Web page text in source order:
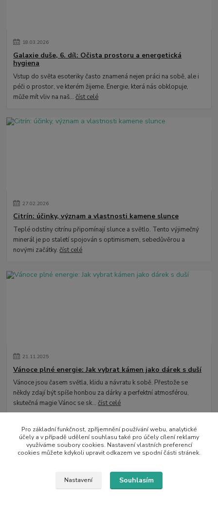
18.03.2026
Galaxie duše, 6. díl: Očista prostoru a energetická
hygiena
Vstup do světa esoteriky často znamená nejen práci na sobě, ale i
péči o prostor, ve kterém žijeme. Energie, která nás obklopuje,
může mít vliv na naš...číst celé
27.02.2026
Citrín: účinky, význam a vlastnosti kamene slunce
Teplé odstíny citrínu připomínají slunce a světlo. Tento výjimečný
minerál je po staletí spojován s optimismem, sebedůvěrou a
novými začátky.číst celé
21.11.2025
Vánoce plné energie: Jak vybrat kámen jako dárek s duší
Vánoce jsou časem světla, klidu a návratu k sobě. Přestože se
někdy zdají být spíše honbou za dárky a perfektní atmosférou,
skutečná magie Vánoc se sk...číst celé
Pro základní funkčnost, zpříjemnění používání webu, analytické
účely a v případě udělení souhlasu také pro účely cílení reklamy
využíváme soubory cookies. Nastavení vlastních preferencí
cookies můžete kdykoli upravit odkazem ve spodní části stránek.
Nastavení Souhlasím